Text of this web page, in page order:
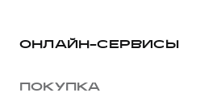
ОНЛАЙН-СЕРВИСЫ
ПОКУПКА